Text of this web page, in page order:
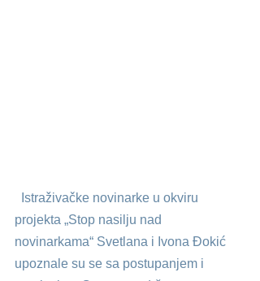
projekta „Stop nasilju nad
novinarkama“ Svetlana i Ivona Đokić
upoznale su se sa postupanjem i